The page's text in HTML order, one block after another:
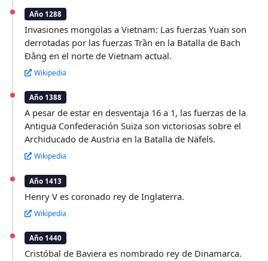
Año 1288
Invasiones mongolas a Vietnam: Las fuerzas Yuan son
derrotadas por las fuerzas Trần en la Batalla de Bạch
Đằng en el norte de Vietnam actual.
Wikipedia
Año 1388
A pesar de estar en desventaja 16 a 1, las fuerzas de la
Antigua Confederación Suiza son victoriosas sobre el
Archiducado de Austria en la Batalla de Näfels.
Wikipedia
Año 1413
Henry V es coronado rey de Inglaterra.
Wikipedia
Año 1440
Cristóbal de Baviera es nombrado rey de Dinamarca.